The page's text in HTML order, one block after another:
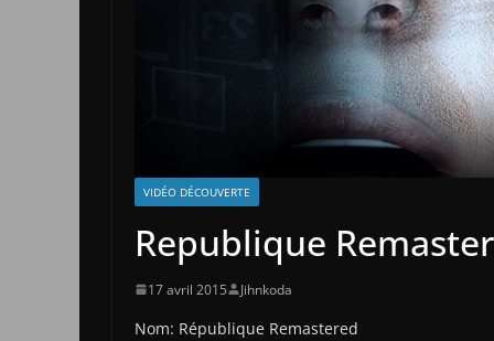
VIDÉO DÉCOUVERTE
Republique
17 avril 2015 Jihnkoda
Nom: République Remastered